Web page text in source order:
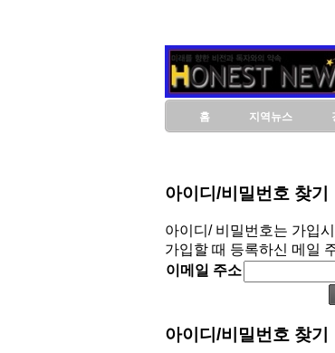
홈 지역뉴스
아이디/비밀번호 찾기
아이디/ 비밀번호는 가입
가입할 때 등록하신 메일
이메일 주소
아이디/비밀번호 찾기